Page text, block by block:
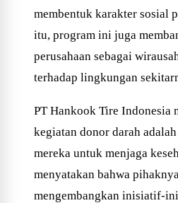
membentuk karakter sosial
itu, program ini juga
perusahaan sebagai
terhadap lingkungan
PT Hankook Tire Indonesia
kegiatan donor darah
mereka untuk menjaga
menyatakan bahwa
mengembangkan inisiatif-